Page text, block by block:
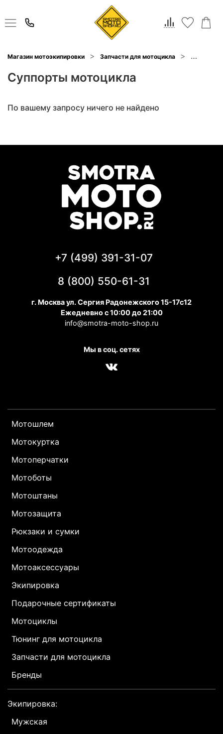
Магазин мотоэкипировки Запчасти для мотоцикла
Суппорты мотоцикла
По вашему запросу ничего не найдено
Мотошлем
Мотокуртка
Мотоперчатки
Мотоботы
Мотоштаны
Мотозащита
Рюкзаки и сумки
Мотоодежда
Мотоаксессуары
Экипировка
Подарочные сертификаты
Мотоциклы
Тюнинг для мотоцикла
Запчасти для мотоцикла
Бренды
Экипировка:
Мужская
+7 (499) 391-31-07
8 (800) 550-61-31
г. Москва ул. Сергия Радонежского 15-17с12
Ежедневно с 10:00 до 21:00
info@smotra-moto-shop.ru
Мы в соц. сетях